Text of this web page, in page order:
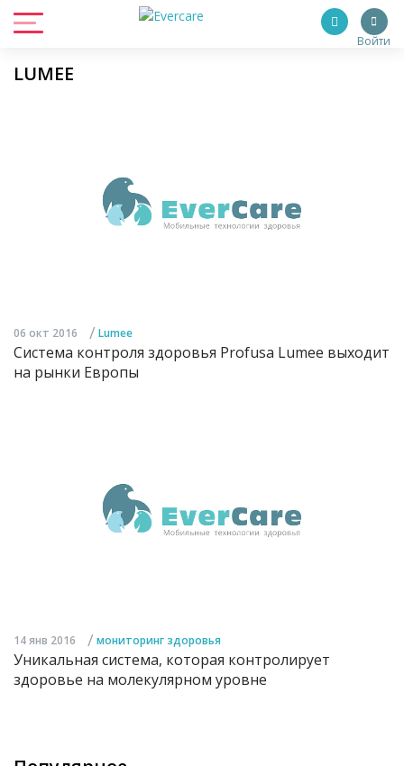
Войти
LUMEE
06 окт 2016 / Lumee
Система контроля здоровья Profusa Lumee выходит
на рынки Европы
14 янв 2016 / мониторинг здоровья
Уникальная система, которая контролирует
здоровье на молекулярном уровне